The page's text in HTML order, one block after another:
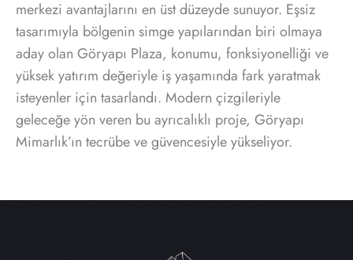
merkezi avantajlarını en üst düzeyde sunuyor. Eşsiz
tasarımıyla bölgenin simge yapılarından biri olmaya
aday olan Göryapı Plaza, konumu, fonksiyonelliği ve
yüksek yatırım değeriyle iş yaşamında fark yaratmak
isteyenler için tasarlandı. Modern çizgileriyle
geleceğe yön veren bu ayrıcalıklı proje, Göryapı
Mimarlık’ın tecrübe ve güvencesiyle yükseliyor.